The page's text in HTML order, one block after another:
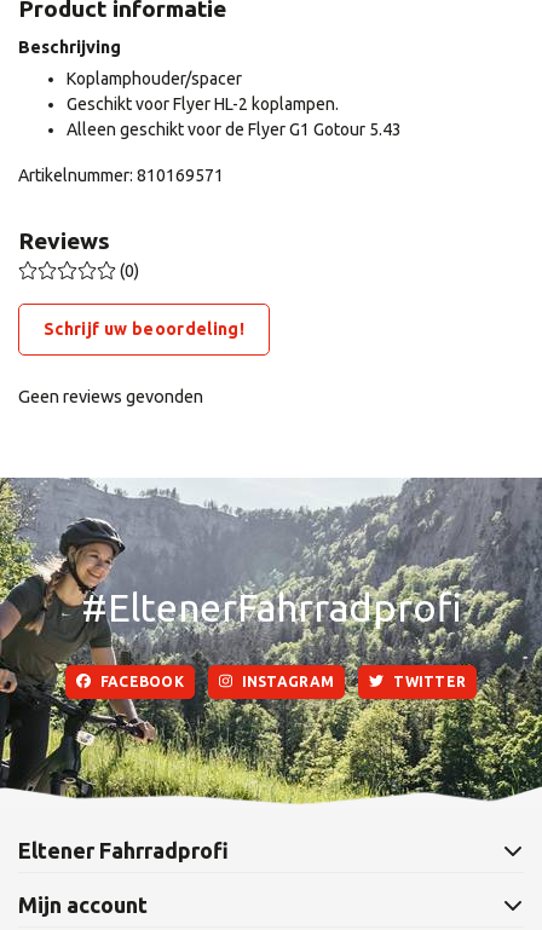
Product informatie
Beschrijving
Koplamphouder/spacer
Geschikt voor Flyer HL-2 koplampen.
Alleen geschikt voor de Flyer G1 Gotour 5.43
Artikelnummer: 810169571
Reviews
(0)
Schrijf uw beoordeling!
Geen reviews gevonden
#EltenerFahrradprofi
FACEBOOK INSTAGRAM TWITTER
Eltener Fahrradprofi
Mijn account